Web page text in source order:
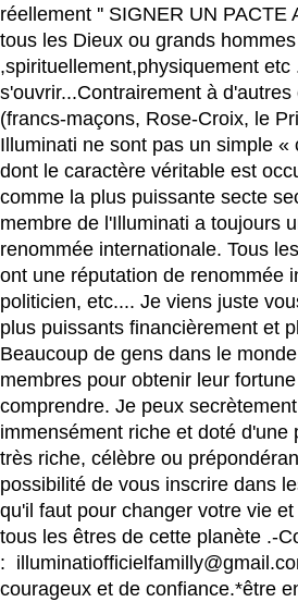
réellement '' SIGNER UN
tous les Dieux ou grands
,spirituellement,physiquement
s'ouvrir...Contrairement à
(francs-maçons, Rose-Croix, le
Illuminati ne sont pas un simple
dont le caractère véritable est
comme la plus puissante secte
membre de l'Illuminati a toujours
renommée internationale. Tous
ont une réputation de renommée
politicien, etc.... Je viens juste
plus puissants financièrement et
Beaucoup de gens dans le
membres pour obtenir leur
comprendre. Je peux
immensément riche et doté
très riche, célèbre ou
possibilité de vous inscrire dans
qu'il faut pour changer votre vie
tous les êtres de cette planète .-
:
courageux et de confiance.*être